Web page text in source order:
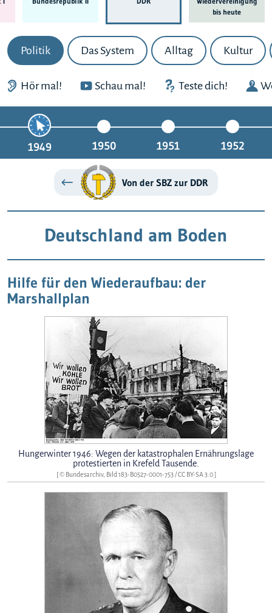
bis heute
Politik Das System Alltag Kultur
Hör mal! Schau mal! Teste dich!
1949 1950 1951 1952
Von der SBZ zur DDR
Deutschland am Boden
Hilfe für den Wiederaufbau: der
Marshallplan
Hungerwinter 1946: Wegen der katastrophalen Ernährungslage
protestierten in Krefeld Tausende.
[ © Bundesarchiv, Bild 183-B0527-0001-753 /CC BY-SA 3.0]